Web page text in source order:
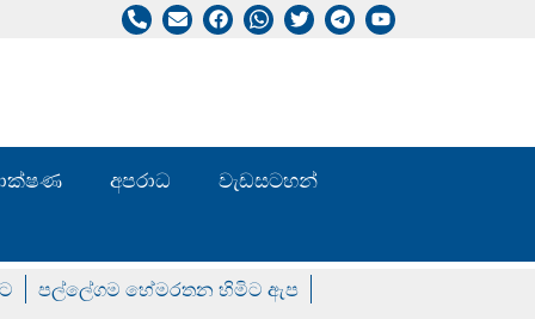
අපරාධ වැඩසටහන්
පල්ලේගම හේමරතන හිමිට ඇප